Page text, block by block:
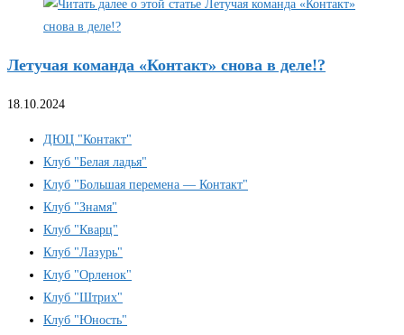
Летучая команда «Контакт» снова в деле!?
18.10.2024
ДЮЦ "Контакт"
Клуб "Белая ладья"
Клуб "Большая перемена — Контакт"
Клуб "Знамя"
Клуб "Кварц"
Клуб "Лазурь"
Клуб "Орленок"
Клуб "Штрих"
Клуб "Юность"